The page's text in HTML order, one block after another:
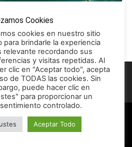
al Círculo
en TCE
Licencia CC
con Estilo / TCE Noticias
Cookies
cookies en nuestro sitio
para brindarle la experiencia
relevante recordando sus
y visitas repetidas. Al
clic en "Aceptar todo", acepta
de TODAS las cookies. Sin
puede hacer clic en
para proporcionar un
controlado.
Aceptar Todo